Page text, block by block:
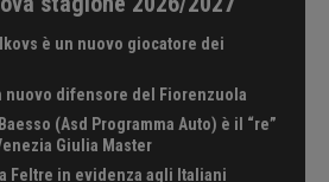
è un nuovo giocatore dei
nuovo difensore del Fiorenzuola
(Asd Programma Auto) è il “re”
Giulia Master
Feltre in evidenza agli Italiani